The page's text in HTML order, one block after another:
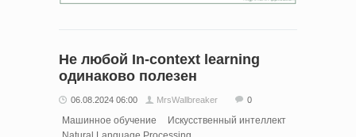
Не любой In-context learning
одинаково полезен
06.08.2024 06:00 MrsWallbreaker 0
Машинное обучение
Искусственный интеллект